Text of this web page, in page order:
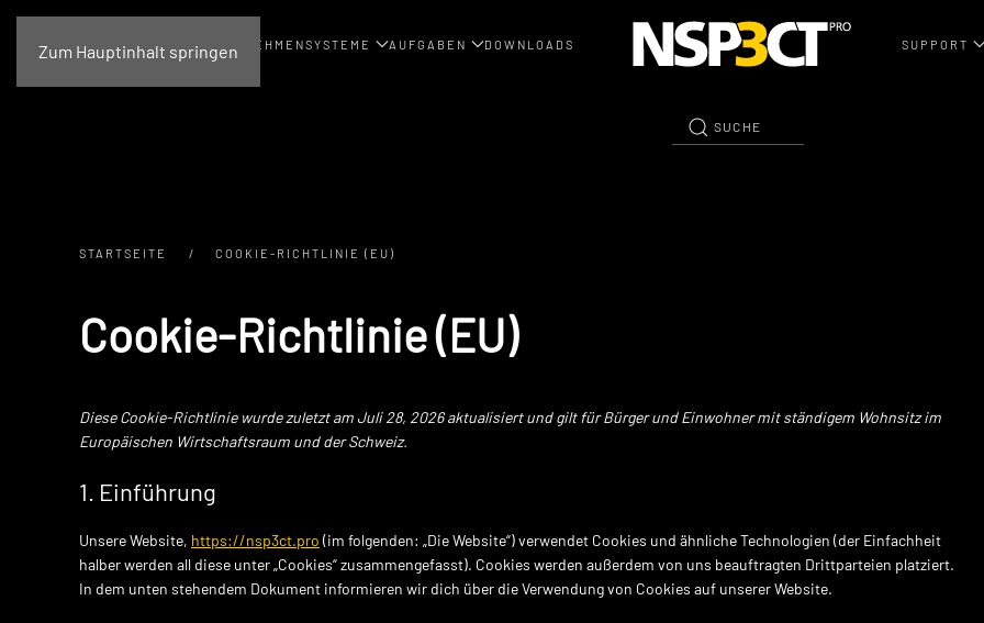
Zum Hauptinhalt springenUNTERNEHMENSYSTEME AUFGABEN DOWNLOADS SUPPORT
STARTSEITE COOKIE-RICHTLINIE (EU)
Cookie-Richtlinie (EU)
Diese Cookie-Richtlinie wurde zuletzt am Juli 28, 2026 aktualisiert und gilt für Bürger und Einwohner mit ständigem Wohnsitz im
Europäischen Wirtschaftsraum und der Schweiz.
1. Einführung
Unsere Website, https://nsp3ct.pro (im folgenden: „Die Website“) verwendet Cookies und ähnliche Technologien (der Einfachheit
halber werden all diese unter „Cookies“ zusammengefasst). Cookies werden außerdem von uns beauftragten Drittparteien platziert.
In dem unten stehendem Dokument informieren wir dich über die Verwendung von Cookies auf unserer Website.